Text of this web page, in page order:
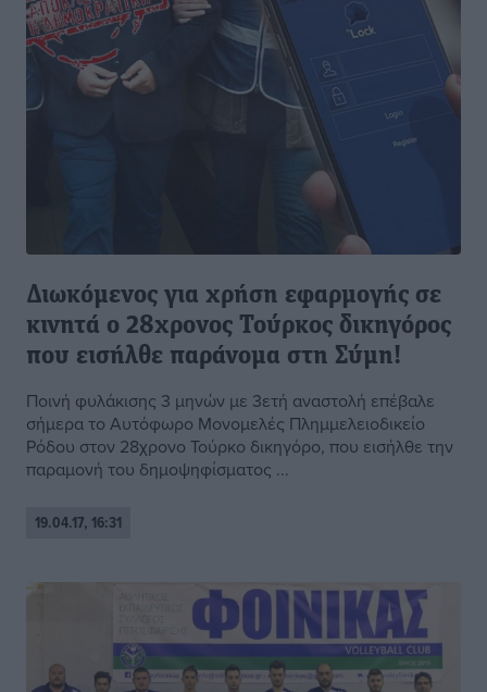
Διωκόμενος για χρήση εφαρμογής σε
κινητά ο 28χρονος Τούρκος δικηγόρος
που εισήλθε παράνομα στη Σύμη!
Ποινή φυλάκισης 3 μηνών με 3ετή αναστολή επέβαλε
σήμερα το Αυτόφωρο Μονομελές Πλημμελειοδικείο
Ρόδου στον 28χρονο Τούρκο δικηγόρο, που εισήλθε την
παραμονή του δημοψηφίσματος ...
19.04.17, 16:31